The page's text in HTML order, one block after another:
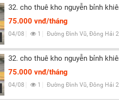
32. cho thuê kho nguyễn bỉnh
75.000 vnđ/tháng
04/08 1 Đường Đình Vũ, Đông Hải
32. cho thuê kho nguyễn bỉnh
75.000 vnđ/tháng
04/08 1 Đường Đình Vũ, Đông Hải